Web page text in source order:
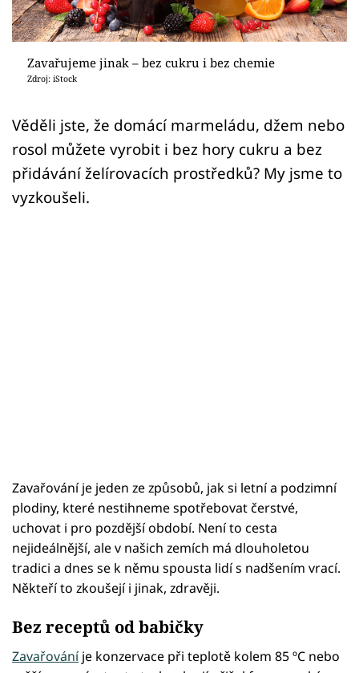
Přihlášení
Sledujte nás
Zavařujeme jinak – bez cukru i bez chemie
Zdroj: iStock
Věděli jste, že domácí marmeládu, džem nebo
rosol můžete vyrobit i bez hory cukru a bez
přidávání želírovacích prostředků? My jsme to
vyzkoušeli.
Zavařování je jeden ze způsobů, jak si letní a podzimní
plodiny, které nestihneme spotřebovat čerstvé,
uchovat i pro pozdější období. Není to cesta
nejideálnější, ale v našich zemích má dlouholetou
tradici a dnes se k němu spousta lidí s nadšením vrací.
Někteří to zkoušejí i jinak, zdravěji.
Bez receptů od babičky
Zavařování je konzervace při teplotě kolem 85 ºC nebo